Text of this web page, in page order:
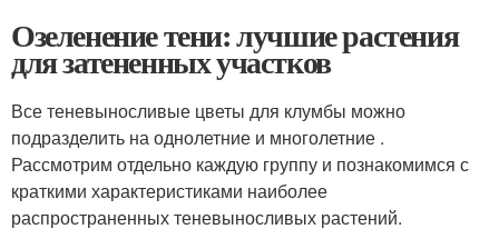
Озеленение тени: лучшие растения
для затененных участков
Все теневыносливые цветы для клумбы можно
подразделить на однолетние и многолетние .
Рассмотрим отдельно каждую группу и познакомимся с
краткими характеристиками наиболее
распространенных теневыносливых растений.